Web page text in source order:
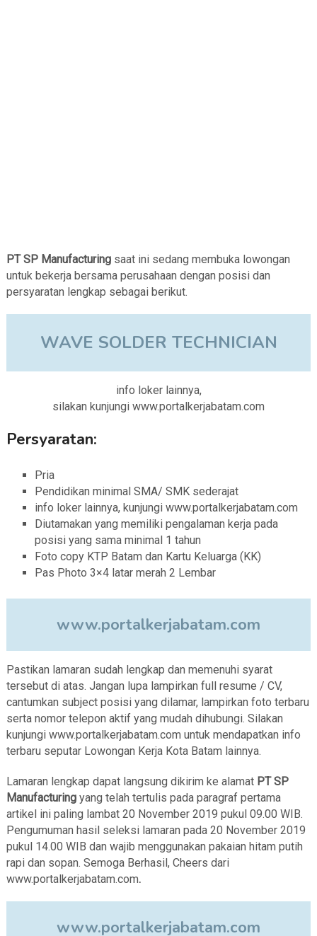
PT SP Manufacturingsaat ini sedang membuka lowongan
untuk bekerja bersama perusahaan dengan posisi dan
persyaratan lengkap sebagai berikut.
WAVE SOLDER TECHNICIAN
info loker lainnya,
silakan kunjungi www.portalkerjabatam.com
Persyaratan:
Pria
Pendidikan minimal SMA/ SMK sederajat
info loker lainnya, kunjungi www.portalkerjabatam.com
Diutamakan yang memiliki pengalaman kerja pada
posisi yang sama minimal 1 tahun
Foto copy KTP Batam dan Kartu Keluarga (KK)
Pas Photo 3×4 latar merah 2 Lembar
www.portalkerjabatam.com
Pastikan lamaran sudah lengkap dan memenuhi syarat
tersebut di atas. Jangan lupa lampirkan full resume / CV,
cantumkan subject posisi yang dilamar, lampirkan foto terbaru
serta nomor telepon aktif yang mudah dihubungi. Silakan
kunjungi www.portalkerjabatam.com untuk mendapatkan info
terbaru seputar Lowongan Kerja Kota Batam lainnya.
Lamaran lengkap dapat langsung dikirim ke alamat PT SP
Manufacturingyang telah tertulis pada paragraf pertama
artikel ini paling lambat 20 November 2019 pukul 09.00 WIB.
Pengumuman hasil seleksi lamaran pada 20 November 2019
pukul 14.00 WIB dan wajib menggunakan pakaian hitam putih
rapi dan sopan. Semoga Berhasil, Cheers dari
www.portalkerjabatam.com.
www.portalkerjabatam.com